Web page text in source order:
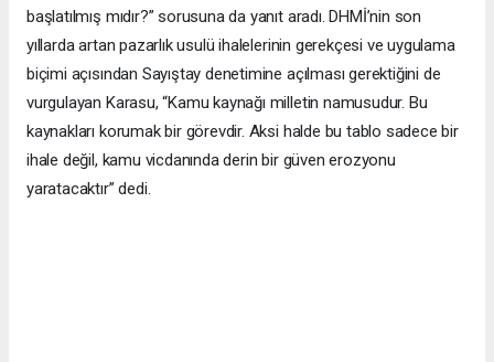
başlatılmış mıdır?” sorusuna da yanıt aradı. DHMİ’nin son
yıllarda artan pazarlık usulü ihalelerinin gerekçesi ve uygulama
biçimi açısından Sayıştay denetimine açılması gerektiğini de
vurgulayan Karasu, “Kamu kaynağı milletin namusudur. Bu
kaynakları korumak bir görevdir. Aksi halde bu tablo sadece bir
ihale değil, kamu vicdanında derin bir güven erozyonu
yaratacaktır” dedi.